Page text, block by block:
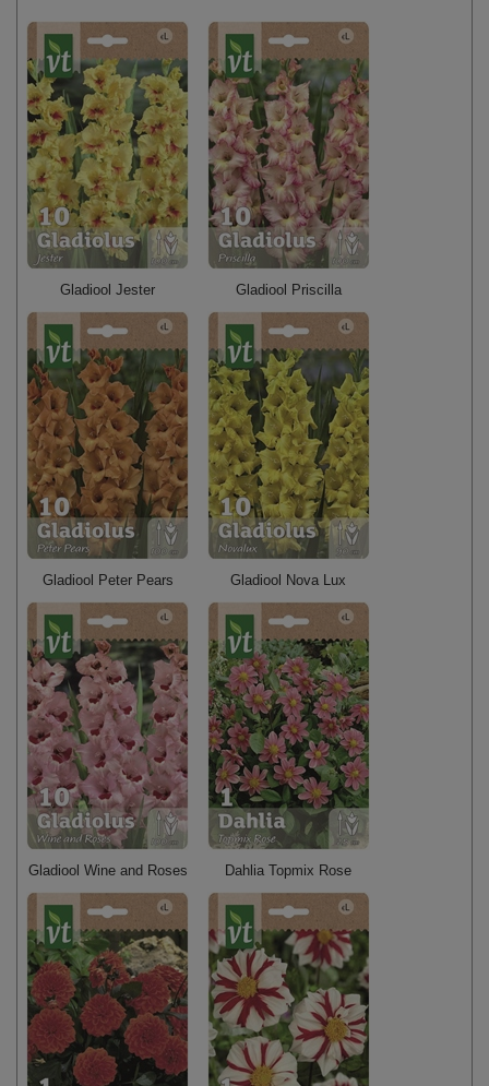
Gladiool Jester Gladiool Priscilla
Gladiool Peter Pears Gladiool Nova Lux
Gladiool Wine and Roses Dahlia Topmix Rose